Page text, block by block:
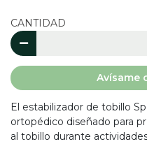
CANTIDAD
Avísame
El estabilizador de tobillo
ortopédico diseñado para
al tobillo durante